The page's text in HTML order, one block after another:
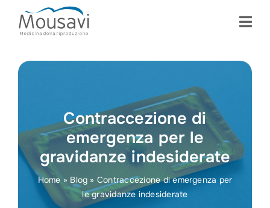
Contraccezione di
emergenza per le
gravidanze indesiderate
Home» Blog » Contraccezione di emergenza per
le gravidanze indesiderate